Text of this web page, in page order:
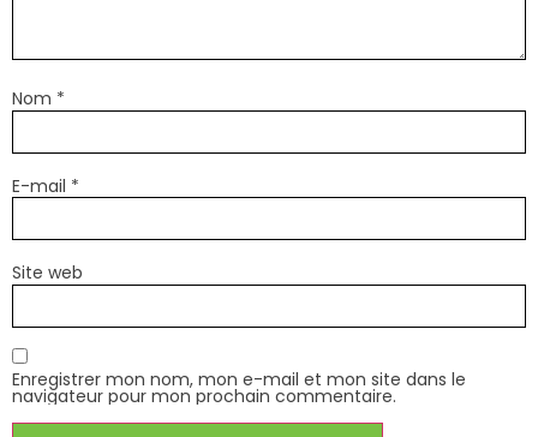
Nom *
E-mail *
Site web
Enregistrer mon nom, mon e-mail et mon site dans le
navigateur pour mon prochain commentaire.